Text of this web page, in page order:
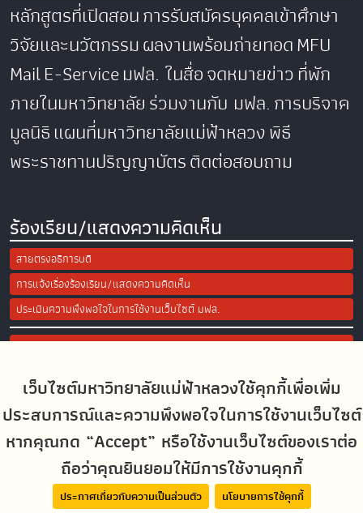
เว็บไซต์มหาวิทยาลัยแม่ฟ้าหลวงใช้คุกกี้เพื่อเพิ่ม
ประสบการณ์และความพึงพอใจในการใช้งานเว็บไซต์
หากคุณกด “Accept” หรือใช้งานเว็บไซต์ของเราต่อ
ถือว่าคุณยินยอมให้มีการใช้งานคุกกี้
ประกาศเกี่ยวกับความเป็นส่วนตัว นโยบายการใช้คุกกี้
หลักสูตรที่เปิดสอนการรับสมัครบุคคลเข้าศึกษา
วิจัยและนวัตกรรมผลงานพร้อมถ่ายทอดMFU
MailE-Serviceมฟล. ในสื่อจดหมายข่าวที่พัก
ภายในมหาวิทยาลัยร่วมงานกับ มฟล.การบริจาค
มูลนิธิแผนที่มหาวิทยาลัยแม่ฟ้าหลวงพิธี
พระราชทานปริญญาบัตรติดต่อสอบถาม
ร้องเรียน/แสดงความคิดเห็น
สายตรงอธิการบดี
การแจ้งเรื่องร้องเรียน/แสดงความคิดเห็น
ประเมินความพึงพอใจในการใช้งานเว็บไซต์ มฟล.
Site Map
Social Media
MFUconnect